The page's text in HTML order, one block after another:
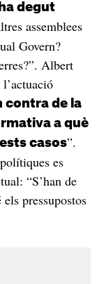
degut
assemblees
Govern?
Albert
contra de la
a què
casos”.
es
“S’han de
pressupostos